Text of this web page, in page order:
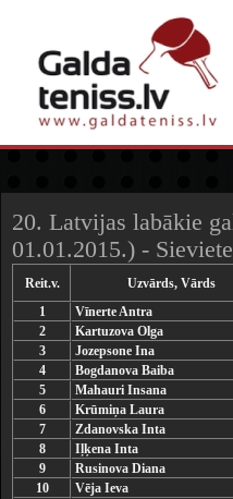
20. Latvijas labākie
01.01.2015.) -
Reit.v.
Uzvārds, Vārds
1
Vīnerte Antra
2
Kartuzova Olga
3
Jozepsone Ina
4
Bogdanova Baiba
5
Mahauri Insana
6
Krūmiņa Laura
7
Zdanovska Inta
8
Iļķena Inta
9
Rusinova Diana
10
Vēja Ieva